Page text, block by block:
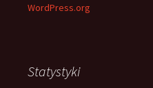
WordPress.org
Statystyki